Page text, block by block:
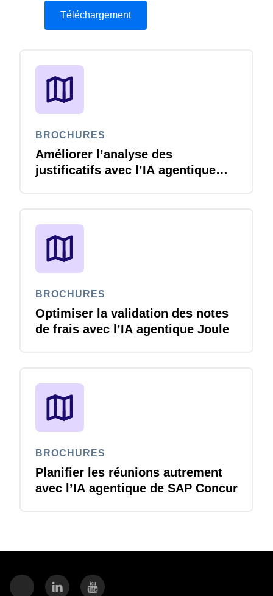
Téléchargement
BROCHURES
Améliorer l’analyse des
justificatifs avec l’IA agentique
BROCHURES
Optimiser la validation des notes
de frais avec l’IA agentique Joule
BROCHURES
Planifier les réunions autrement
avec l’IA agentique de SAP Concur